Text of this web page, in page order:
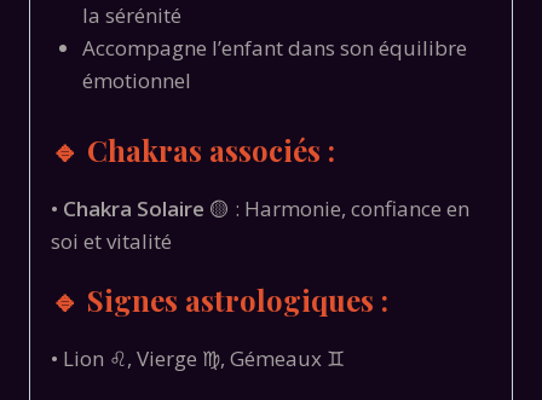
la sérénité
Accompagne l’enfant dans son équilibre
émotionnel
🔹 Chakras associés :
• Chakra Solaire 🟡 : Harmonie, confiance en
soi et vitalité
🔹 Signes astrologiques :
• Lion ♌, Vierge ♍, Gémeaux ♊